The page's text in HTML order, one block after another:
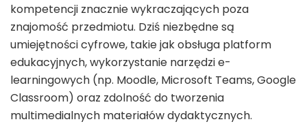
kompetencji znacznie wykraczających poza
znajomość przedmiotu. Dziś niezbędne są
umiejętności cyfrowe, takie jak obsługa platform
edukacyjnych, wykorzystanie narzędzi e-
learningowych (np. Moodle, Microsoft Teams, Google
Classroom) oraz zdolność do tworzenia
multimedialnych materiałów dydaktycznych.